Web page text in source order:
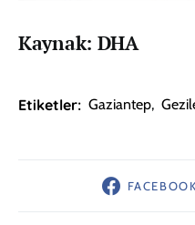
Kaynak: DHA
Etiketler: Gaziantep,
FACEBOOK